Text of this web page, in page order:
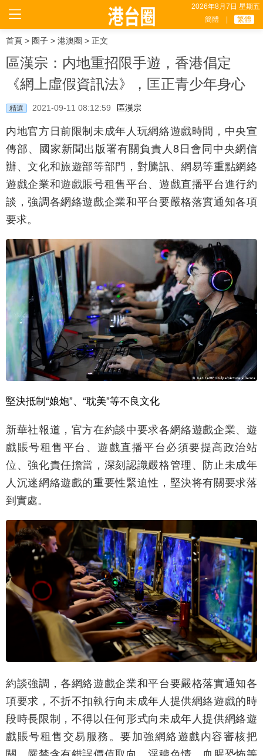
2026年8月7日 星期五
簡體
繁體
首頁 > 圈子 > 港澳圈 > 正文
區漢宗：内地重招限手遊，香港倡定
《網上虛假資訊法》，匡正青少年身心
精選 2021-09-11 08:12:59 區漢宗
内地官方日前限制未成年人玩網絡遊戲時間，中央宣
傳部、國家新聞出版署有關負責人8日會同中央網信
辦、文化和旅遊部等部門，對騰訊、網易等重點網絡
遊戲企業和遊戲賬号租售平台、遊戲直播平台進行約
談，強調各網絡遊戲企業和平台要嚴格落實通知各項
要求。
堅決抵制“娘炮”、“耽美”等不良文化
新華社報道，官方在約談中要求各網絡遊戲企業、遊
戲賬号租售平台、遊戲直播平台必須要提高政治站
位、強化責任擔當，深刻認識嚴格管理、防止未成年
人沉迷網絡遊戲的重要性緊迫性，堅決将有關要求落
到實處。
約談強調，各網絡遊戲企業和平台要嚴格落實通知各
項要求，不折不扣執行向未成年人提供網絡遊戲的時
段時長限制，不得以任何形式向未成年人提供網絡遊
戲賬号租售交易服務。要加強網絡遊戲内容審核把